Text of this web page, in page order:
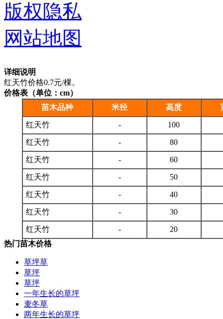
详细说明
红天竹价格0.7元/棵。
价格表（单位：cm）
苗木品种
米径 高度
红天竹 - 100
红天竹 - 80
红天竹 - 60
红天竹 - 50
红天竹 - 40
红天竹 - 30
红天竹 -
20
热门苗木价格
草坪草
草坪
草坪
一年生长的草坪
麦冬草
两年生长的草坪
版权隐私
网站地图